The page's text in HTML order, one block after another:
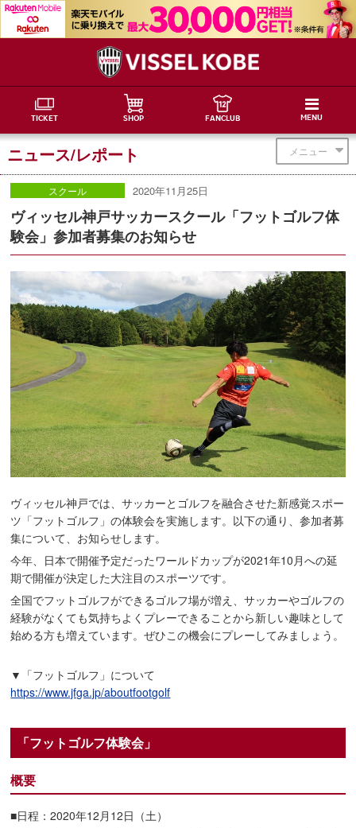
TICKET SHOP FANCLUB MENU
メニュー
ニュース/レポート
スクール 2020年11月25日
ヴィッセル神戸サッカースクール「フットゴルフ体
験会」参加者募集のお知らせ
ヴィッセル神戸では、サッカーとゴルフを融合させた新感覚スポー
ツ「フットゴルフ」の体験会を実施します。以下の通り、参加者募
集について、お知らせします。
今年、日本で開催予定だったワールドカップが2021年10月への延
期で開催が決定した大注目のスポーツです。
全国でフットゴルフができるゴルフ場が増え、サッカーやゴルフの
経験がなくても気持ちよくプレーできることから新しい趣味として
始める方も増えています。ぜひこの機会にプレーしてみましょう。
▼「フットゴルフ」について
https://www.jfga.jp/aboutfootgolf
「フットゴルフ体験会」
概要
■日程：2020年12月12日（土）